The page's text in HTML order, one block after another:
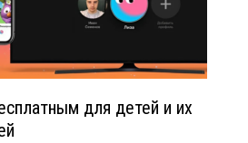
для детей и их